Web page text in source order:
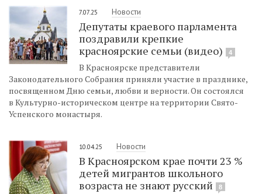
7.07.25 Новости
Депутаты краевого парламента
поздравили крепкие
красноярские семьи (видео)
4
В Красноярске представители
Законодательного Собрания приняли участие в празднике,
посвященном Дню семьи, любви и верности. Он состоялся
в Культурно-историческом центре на территории Свято-
Успенского монастыря.
10.04.25 Новости
В Красноярском крае почти 23 %
детей мигрантов школьного
возраста не знают русский
8